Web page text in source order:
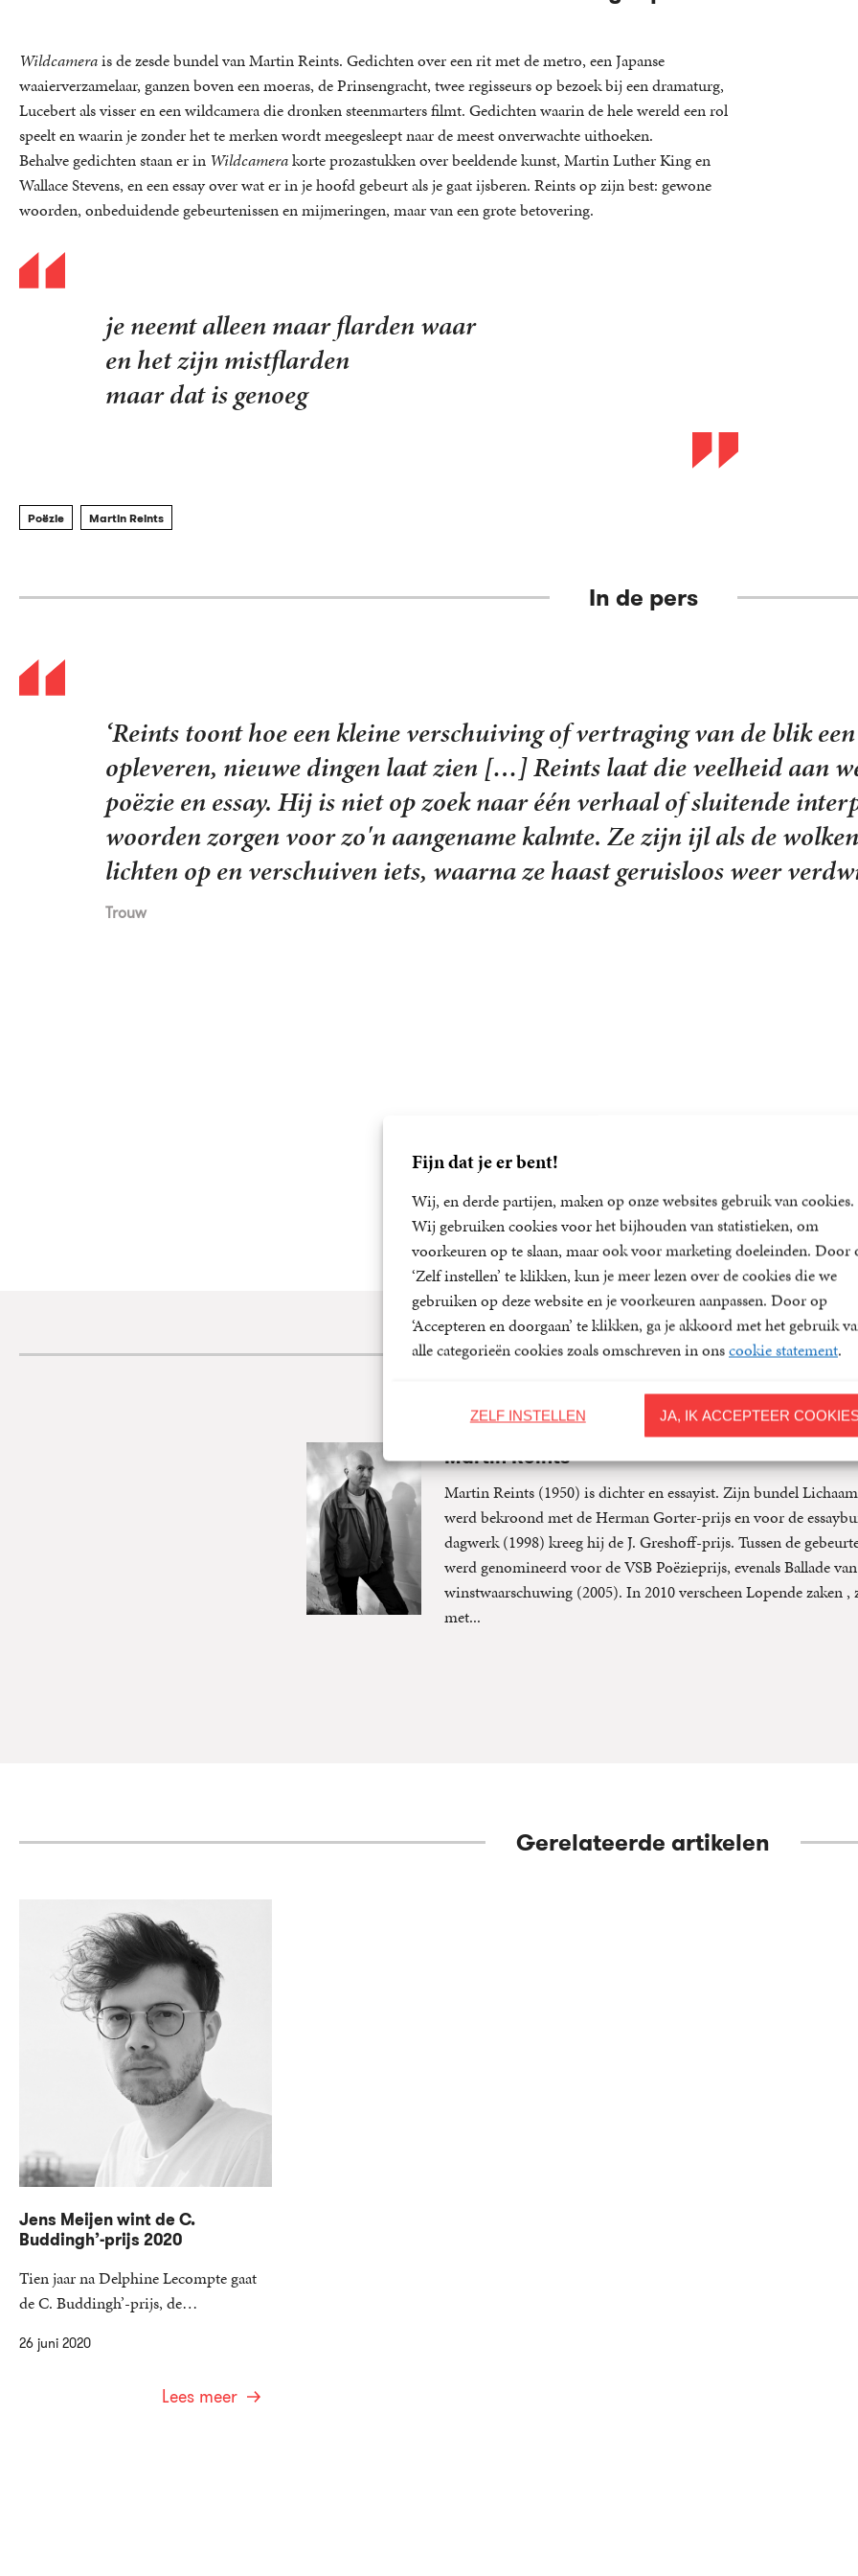
Fijn dat je er bent!
Wij, en derde partijen, maken op onze websites gebruik van cookies.
Wij gebruiken cookies voor het bijhouden van statistieken, om
voorkeuren op te slaan, maar ook voor marketing doeleinden. Door
‘Zelf instellen’ te klikken, kun je meer lezen over de cookies die we
gebruiken op deze website en je voorkeuren aanpassen. Door op
‘Accepteren en doorgaan’ te klikken, ga je akkoord met het gebruik
alle categorieën cookies zoals omschreven in onscookie statement.
JA, IK ACCEPTEER
ZELF INSTELLEN
Wildcamerais de zesde bundel van Martin Reints. Gedichten over een rit met de metro, een Japanse
waaierverzamelaar, ganzen boven een moeras, de Prinsengracht, twee regisseurs op bezoek bij een dramaturg,
Lucebert als visser en een wildcamera die dronken steenmarters filmt. Gedichten waarin de hele wereld een rol
speelt en waarin je zonder het te merken wordt meegesleept naar de meest onverwachte uithoeken.
Behalve gedichten staan er in Wildcamerakorte prozastukken over beeldende kunst, Martin Luther King en
Wallace Stevens, en een essay over wat er in je hoofd gebeurt als je gaat ijsberen. Reints op zijn best: gewone
woorden, onbeduidende gebeurtenissen en mijmeringen, maar van een grote betovering.
je neemt alleen maar flarden waar
en het zijn mistflarden
maar dat is genoeg
Poëzie Martin Reints
In de pers
'Het is bijzonder, de verbinding die de beschouwingen met de
op lijkt. Zulke gewone woorden en beelden, losgeweekt van hun
helemaal. Gelaagd, op een heel onvergelijkbare manier, in de
zo geestig!'
Tommie van Eck
Over de auteur
Martin Reints
Martin Reints (1950) is dichter en essayist. Zijn bundel
werd bekroond met de Herman Gorter-prijs en voor de
dagwerk (1998) kreeg hij de J. Greshoff-prijs. Tussen de
werd genomineerd voor de VSB Poëzieprijs, evenals Ballade
winstwaarschuwing (2005). In 2010 verscheen Lopende zaken ,
met...
Gerelateerde artikelen
26 juni 2020
Jens Meijen wint de C.
Buddingh’-prijs 2020
Tien jaar na Delphine Lecompte gaat
de C. Buddingh’-prijs, de…
Lees meer